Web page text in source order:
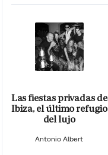
Las fiestas privadas de
Ibiza, el último refugio
del lujo
Antonio Albert